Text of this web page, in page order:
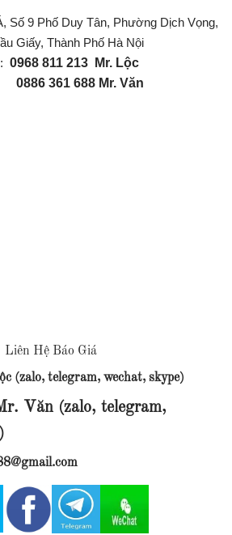
Số 9 Phố Duy Tân, Phường Dịch Vọng,
Giấy, Thành Phố Hà Nội
0968 811 213Mr. Lộc
361 688 Mr. Văn
Liên Hệ Báo Giá
(zalo, telegram, wechat, skype)
Văn (zalo, telegram,